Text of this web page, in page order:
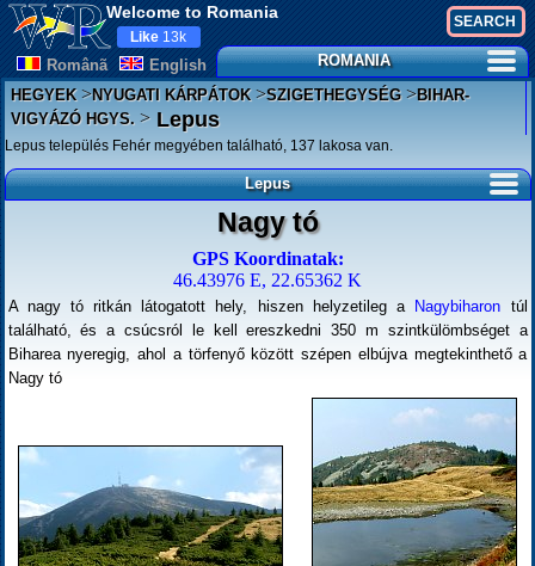
Welcome to Romania
Românã English
Like 13k
ROMANIA
HEGYEK>NYUGATI KÁRPÁTOK>SZIGETHEGYSÉG>BIHAR-
VIGYÁZÓ HGYS. >Lepus
Lepus település Fehér megyében található, 137 lakosa van.
Lepus
Nagy tó
GPS Koordinatak:
46.43976 E, 22.65362 K
A nagy tó ritkán látogatott hely, hiszen helyzetileg a Nagybiharon túl
található, és a csúcsról le kell ereszkedni 350 m szintkülömbséget a
Biharea nyeregig, ahol a törfenyő között szépen elbújva megtekinthető a
Nagy tó